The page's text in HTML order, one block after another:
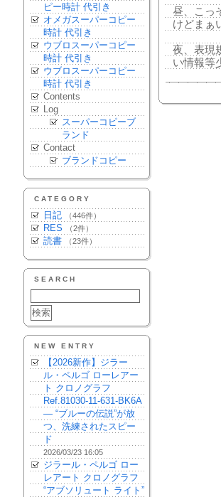
昼、こっ
けどまぁ
夜、表現
い情報等
ピー時計 代引き
オメガスーパーコピー
時計 代引き
ウブロスーパーコピー
時計 代引き
ウブロスーパーコピー
時計 代引き
Contents
Log
スーパーコピーブ
ランド
Contact
ブランドコピー
CATEGORY
日記 （446件）
RES （2件）
読書 （23件）
SEARCH
NEW ENTRY
【2026新作】ジラー
ル・ペルゴ ローレアー
ト クロノグラフ
Ref.81030-11-631-BK6A
— “ブルーの伝説”が放
つ、洗練されたスピー
ド
2026/03/23 16:05
ジラール・ペルゴ ロー
レアート クロノグラフ
“アブソリュート ライト”